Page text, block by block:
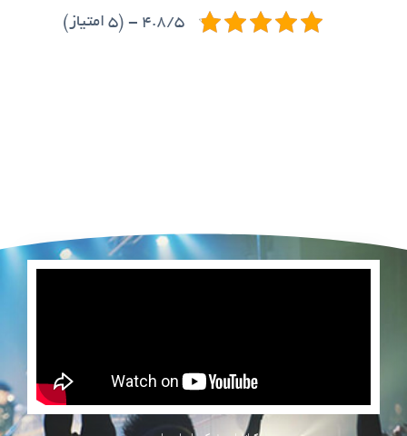
4.8/5 - (5 امتیاز)